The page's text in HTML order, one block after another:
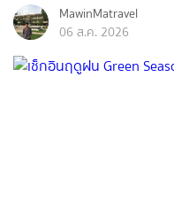
MawinMatravel
06 ส.ค. 2026